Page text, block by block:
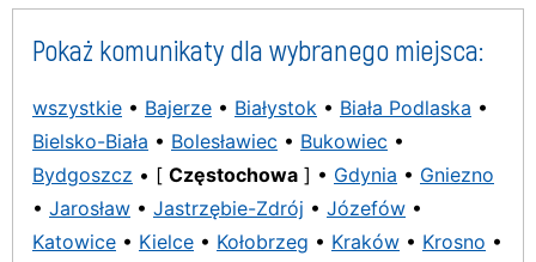
Pokaż komunikaty dla wybranego miejsca:
wszystkie • Bajerze • Białystok • Biała Podlaska •
Bielsko-Biała • Bolesławiec • Bukowiec •
Bydgoszcz • [ Częstochowa ] • Gdynia • Gniezno
• Jarosław • Jastrzębie-Zdrój • Józefów •
Katowice • Kielce • Kołobrzeg • Kraków • Krosno •